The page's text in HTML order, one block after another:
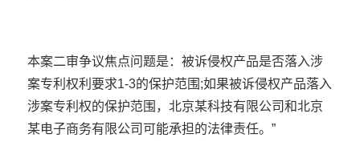
本案二审争议焦点问题是：被诉侵权产品是否落入涉
案专利权利要求1-3的保护范围;如果被诉侵权产品落入
涉案专利权的保护范围，北京某科技有限公司和北京
某电子商务有限公司可能承担的法律责任。”